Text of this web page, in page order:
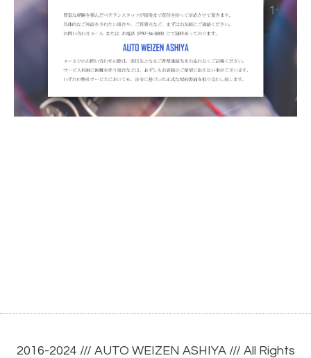
2016-2024 /// AUTO WEIZEN ASHIYA/// All Rights